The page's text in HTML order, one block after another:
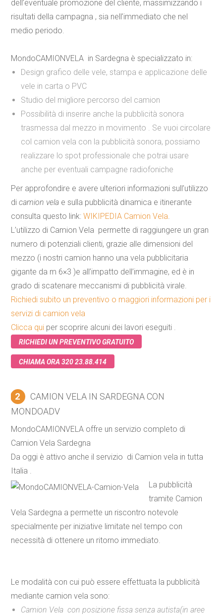
dell’eventuale promozione del cliente, massimizzando i
risultati della campagna , sia nell’immediato che nel
medio periodo.
MondoCAMIONVELA in Sardegna è specializzato in:
Design grafico delle vele, stampa e applicazione delle
vele in carta o PVC
Studio del migliore percorso del camion
Possibilità di inserire anche la pubblicità sonora
trasmessa dal mezzo in movimento . Se vuoi circolare
col camion vela con la pubblicità sonora, possiamo
realizzare lo spot professionale che potrai usare
anche per eventuali campagne radiofoniche
Per approfondire e avere ulteriori informazioni sull’utilizzo
di camion vela e sulla pubblicità dinamica e itinerante
consulta questo link: WIKIPEDIA Camion Vela.
L’utilizzo di Camion Vela permette di raggiungere un gran
numero di potenziali clienti, grazie alle dimensioni del
mezzo (i nostri camion hanno una vela pubblicitaria
gigante da m 6×3 )e all’impatto dell’immagine, ed è in
grado di scatenare meccanismi di pubblicità virale.
Richiedi subito un preventivo o maggiori informazioni per i
servizi di camion vela
Clicca qui per scoprire alcuni dei lavori eseguiti .
RICHIEDI UN PREVENTIVO GRATUITO
CHIAMA ORA 320 23.88.414
2
CAMION VELA IN SARDEGNA CON
MONDOADV
MondoCAMIONVELA offre un servizio completo di
Camion Vela Sardegna
Da oggi è attivo anche il servizio di Camion vela in tutta
Italia .
La pubblicità
tramite Camion
Vela Sardegna a permette un riscontro notevole
specialmente per iniziative limitate nel tempo con
necessità di ottenere un ritorno immediato.
Le modalità con cui può essere effettuata la pubblicità
mediante camion vela sono:
Camion Vela con posizione fissa senza autista(in aree